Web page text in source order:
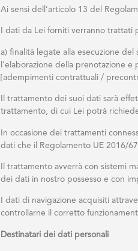
Ai sensi dell’articolo 13 del
I dati da Lei forniti verranno trattati
a) finalità legate alla esecuzione
l’elaborazione della prenotazione
[adempimenti contrattuali /
Il trattamento dei suoi dati sarà
trattamento, di cui Lei potrà
In occasione dei trattamenti
dati che il Regolamento UE 2016/
Il trattamento avverrà con sistemi
dei dati in nostro possesso e con
I dati di navigazione acquisiti
controllarne il corretto
Destinatari dei dati personali